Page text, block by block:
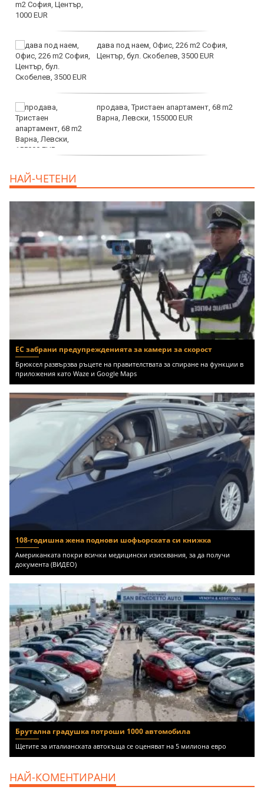
дава под наем, Офис, 226 m2 София,
Център, бул. Скобелев, 3500 EUR
продава, Тристаен апартамент, 68 m2
Варна, Левски, 155000 EUR
НАЙ-ЧЕТЕНИ
ЕС забрани предупрежденията за камери за скорост
Брюксел развързва ръцете на правителствата за спиране на функции в
приложения като Waze и Google Maps
108-годишна жена поднови шофьорската си книжка
Американката покри всички медицински изисквания, за да получи
документа (ВИДЕО)
Брутална градушка потроши 1000 автомобила
Щетите за италианската автокъща се оценяват на 5 милиона евро
НАЙ-КОМЕНТИРАНИ